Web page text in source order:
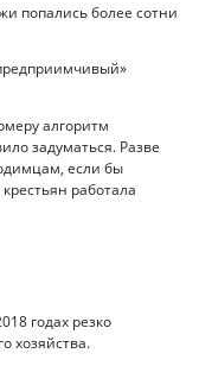
попались более сотни
алгоритм
задуматься. Разве
если бы
работала
годах резко
хозяйства.